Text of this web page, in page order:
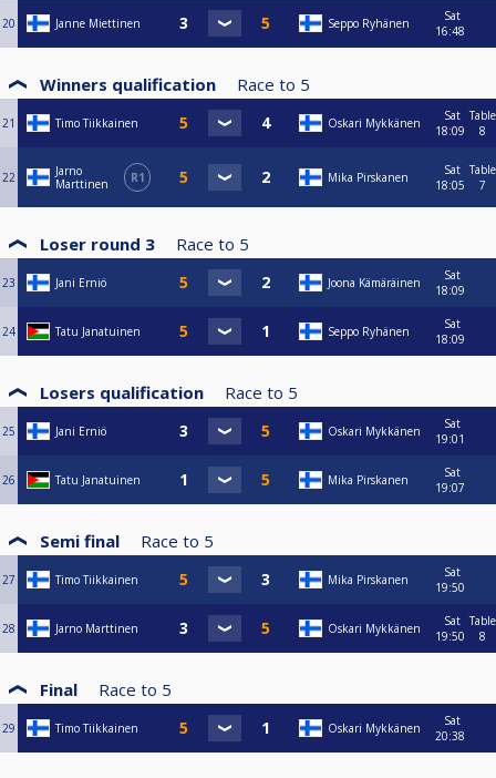
20 Janne Miettinen Seppo Ryhänen
Sat
16:48
Winners qualification Race to 5
21 Timo Tiikkainen Oskari Mykkänen
Sat
18:09
Table
8
22
Jarno
Marttinen
R1 Mika Pirskanen
Sat
18:05
Table
7
Loser round 3 Race to 5
23 Jani Erniö Joona Kämäräinen
Sat
18:09
24 Tatu Janatuinen Seppo Ryhänen
Sat
18:09
Losers qualification Race to 5
25 Jani Erniö Oskari Mykkänen
Sat
19:01
26 Tatu Janatuinen Mika Pirskanen
Sat
19:07
Semi final Race to 5
27 Timo Tiikkainen Mika Pirskanen
Sat
19:50
28 Jarno Marttinen Oskari Mykkänen
Sat
19:50
Table
8
Final Race to 5
29 Timo Tiikkainen Oskari Mykkänen
Sat
20:38